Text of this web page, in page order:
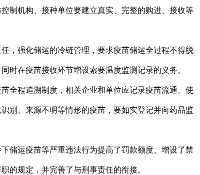
制机构、接种单位要建立真实、完整的购进、接收等
，强化储运的冷链管理，要求疫苗储运全过程不得脱
时在疫苗接收环节增设索要温度监测记录的义务。
全程追溯制度，相关企业和单位应记录疫苗流通、使
别、来源不明等情形的疫苗，要如实登记并向药品监
储运疫苗等严重违法行为提高了罚款额度、增设了禁
的规定，并完善了与刑事责任的衔接。